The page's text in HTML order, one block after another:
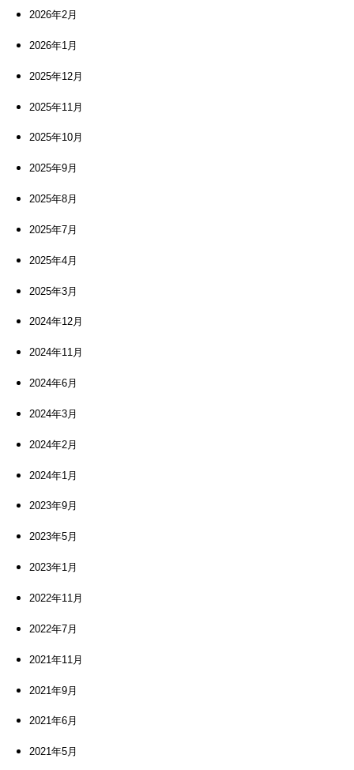
2026年2月
2026年1月
2025年12月
2025年11月
2025年10月
2025年9月
2025年8月
2025年7月
2025年4月
2025年3月
2024年12月
2024年11月
2024年6月
2024年3月
2024年2月
2024年1月
2023年9月
2023年5月
2023年1月
2022年11月
2022年7月
2021年11月
2021年9月
2021年6月
2021年5月